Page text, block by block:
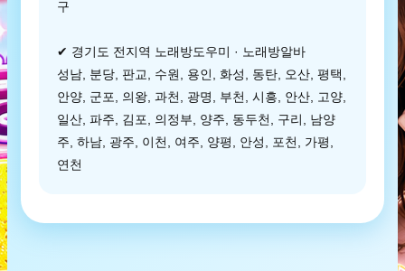
구
✔ 경기도 전지역 노래방도우미 · 노래방알바
성남, 분당, 판교, 수원, 용인, 화성, 동탄, 오산, 평택,
안양, 군포, 의왕, 과천, 광명, 부천, 시흥, 안산, 고양,
일산, 파주, 김포, 의정부, 양주, 동두천, 구리, 남양
주, 하남, 광주, 이천, 여주, 양평, 안성, 포천, 가평,
연천